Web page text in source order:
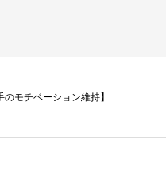
のモチベーション維持】